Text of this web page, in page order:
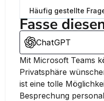
Häufig gestellte
Fasse
ChatGPT
Mit Microsoft Teams
Privatsphäre
ist eine tolle
Besprechung